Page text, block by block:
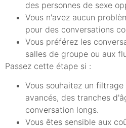
des personnes de sexe
Vous n'avez aucun
pour des conversations
Vous préférez les
salles de groupe ou aux
Passez cette étape si :
Vous souhaitez un
avancés, des tranches
conversation longs.
Vous êtes sensible aux